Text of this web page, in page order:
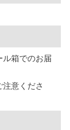
ル箱でのお届
意くださ